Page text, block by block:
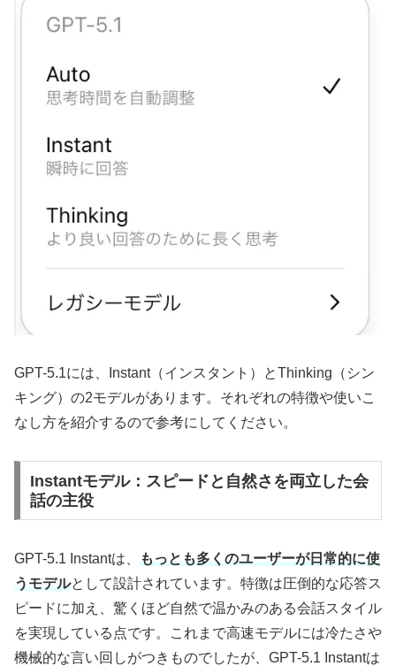
GPT-5.1には、Instant（インスタント）とThinking（シン
キング）の2モデルがあります。それぞれの特徴や使いこ
なし方を紹介するので参考にしてください。
Instantモデル：スピードと自然さを両立した会
話の主役
GPT-5.1 Instantは、
もっとも多くのユーザーが日常的に使
うモデルとして設計されています。特徴は圧倒的な応答ス
ピードに加え、驚くほど自然で温かみのある会話スタイル
を実現している点です。これまで高速モデルには冷たさや
機械的な言い回しがつきものでしたが、GPT-5.1 Instantは